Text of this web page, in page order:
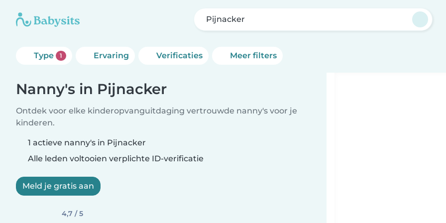
Pijnacker
Type 1 Ervaring Verificaties Meer filters
Nanny's in Pijnacker
Ontdek voor elke kinderopvanguitdaging vertrouwde nanny's voor je
kinderen.
1 actieve nanny's in Pijnacker
Alle leden voltooien verplichte ID-verificatie
Meld je gratis aan
4,7 / 5